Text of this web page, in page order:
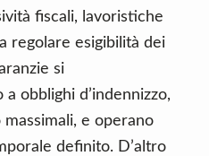
fiscali, lavoristiche
regolare esigibilità dei
si
obblighi d’indennizzo,
e operano
definito. D’altro